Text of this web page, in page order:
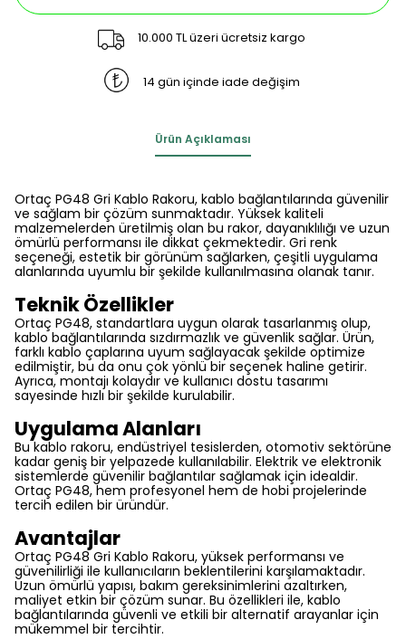
10.000 TL üzeri ücretsiz kargo
14 gün içinde iade değişim
Ürün Açıklaması
Ortaç PG48 Gri Kablo Rakoru, kablo bağlantılarında güvenilir
ve sağlam bir çözüm sunmaktadır. Yüksek kaliteli
malzemelerden üretilmiş olan bu rakor, dayanıklılığı ve uzun
ömürlü performansı ile dikkat çekmektedir. Gri renk
seçeneği, estetik bir görünüm sağlarken, çeşitli uygulama
alanlarında uyumlu bir şekilde kullanılmasına olanak tanır.
Teknik Özellikler
Ortaç PG48, standartlara uygun olarak tasarlanmış olup,
kablo bağlantılarında sızdırmazlık ve güvenlik sağlar. Ürün,
farklı kablo çaplarına uyum sağlayacak şekilde optimize
edilmiştir, bu da onu çok yönlü bir seçenek haline getirir.
Ayrıca, montajı kolaydır ve kullanıcı dostu tasarımı
sayesinde hızlı bir şekilde kurulabilir.
Uygulama Alanları
Bu kablo rakoru, endüstriyel tesislerden, otomotiv sektörüne
kadar geniş bir yelpazede kullanılabilir. Elektrik ve elektronik
sistemlerde güvenilir bağlantılar sağlamak için idealdir.
Ortaç PG48, hem profesyonel hem de hobi projelerinde
tercih edilen bir üründür.
Avantajlar
Ortaç PG48 Gri Kablo Rakoru, yüksek performansı ve
güvenilirliği ile kullanıcıların beklentilerini karşılamaktadır.
Uzun ömürlü yapısı, bakım gereksinimlerini azaltırken,
maliyet etkin bir çözüm sunar. Bu özellikleri ile, kablo
bağlantılarında güvenli ve etkili bir alternatif arayanlar için
mükemmel bir tercihtir.